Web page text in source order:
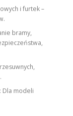
i furtek –
bramy,
: Dla modeli